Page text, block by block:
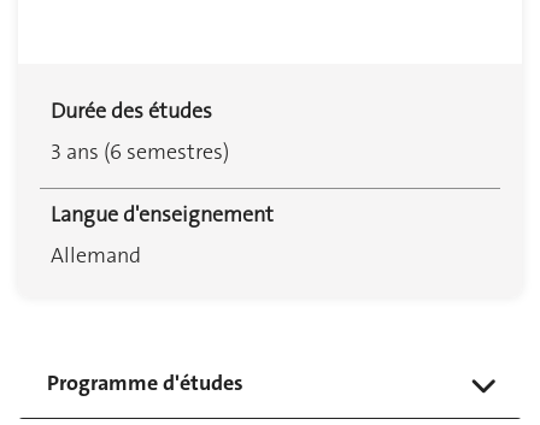
Durée des études
3 ans (6 semestres)
Langue d'enseignement
Allemand
Programme d'études